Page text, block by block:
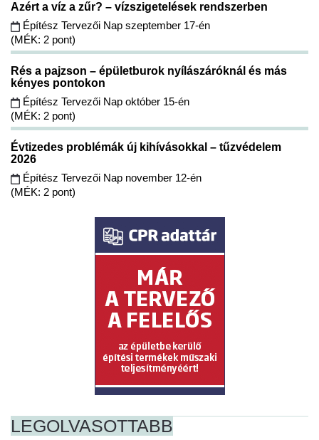
Azért a víz a zűr? – vízszigetelések rendszerben
Építész Tervezői Nap szeptember 17-én
(MÉK: 2 pont)
Rés a pajzson – épületburok nyílászáróknál és más
kényes pontokon
Építész Tervezői Nap október 15-én
(MÉK: 2 pont)
Évtizedes problémák új kihívásokkal – tűzvédelem
2026
Építész Tervezői Nap november 12-én
(MÉK: 2 pont)
LEGOLVASOTTABB